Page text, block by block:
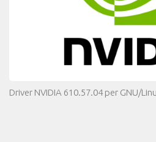
Driver NVIDIA 610.57.04 per GNU/